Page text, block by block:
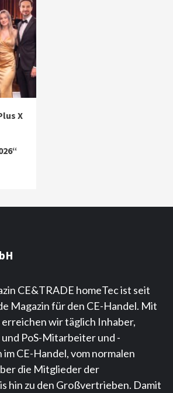
X
CE&TRADE homeTec ist seit
Magazin für den CE-Handel. Mit
wir täglich Inhaber,
PoS-Mitarbeiter und -
CE-Handel, vom normalen
die Mitglieder der
hin zu den Großvertrieben. Damit